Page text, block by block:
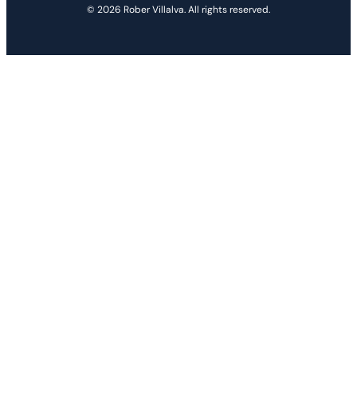
© 2026 Rober Villalva. All rights reserved.